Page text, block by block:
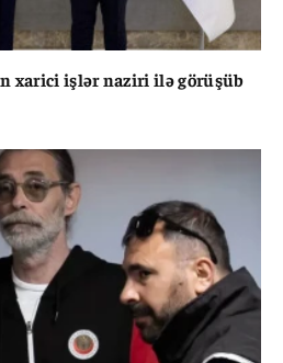
xarici işlər naziri ilə görüşüb